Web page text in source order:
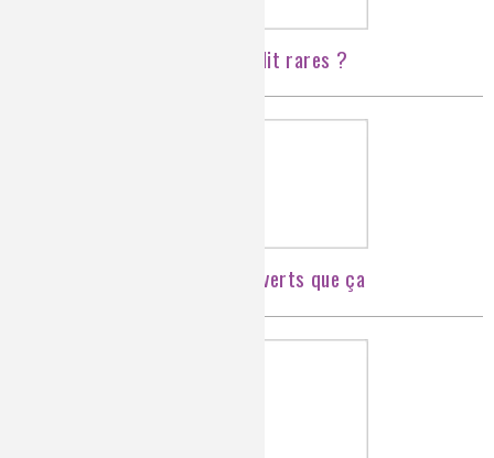
Terres rares... vous avez dit rares ?
Des biocarburants pas si verts que ça